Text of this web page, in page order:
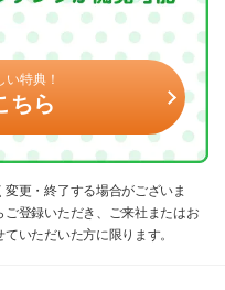
特典！
ちら
更・終了する場合がございま
登録いただき、ご来社またはお
いただいた方に限ります。